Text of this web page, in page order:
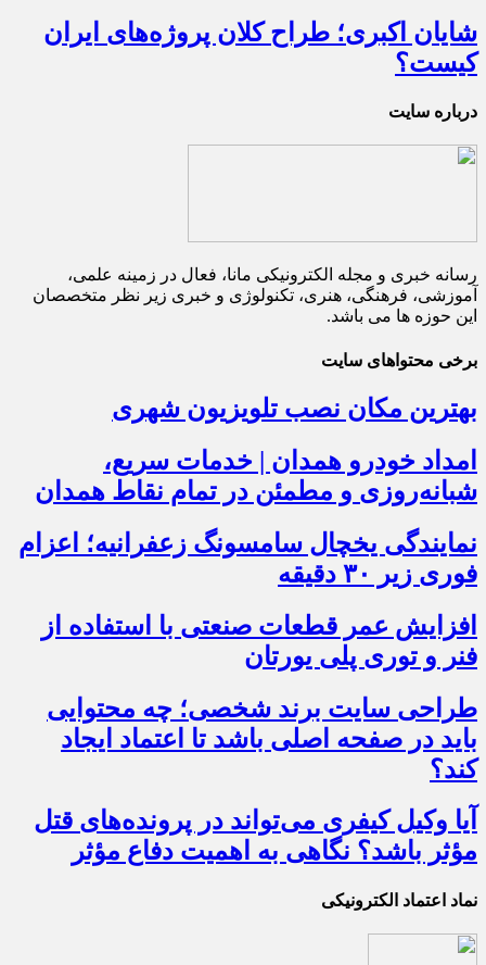
شایان اکبری؛ طراح کلان پروژه‌های ایران
کیست؟
درباره سایت
رسانه خبری و مجله الکترونیکی مانا، فعال در زمینه علمی،
آموزشی، فرهنگی، هنری، تکنولوژی و خبری زیر نظر متخصصان
این حوزه ها می باشد.
برخی محتواهای سایت
بهترین مکان نصب تلویزیون شهری
امداد خودرو همدان | خدمات سریع،
شبانه‌روزی و مطمئن در تمام نقاط همدان
نمایندگی یخچال سامسونگ زعفرانیه؛ اعزام
فوری زیر ۳۰ دقیقه
افزایش عمر قطعات صنعتی با استفاده از
فنر و توری پلی یورتان
طراحی سایت برند شخصی؛ چه محتوایی
باید در صفحه اصلی باشد تا اعتماد ایجاد
کند؟
آیا وکیل کیفری می‌تواند در پرونده‌های قتل
مؤثر باشد؟ نگاهی به اهمیت دفاع مؤثر
نماد اعتماد الکترونیکی